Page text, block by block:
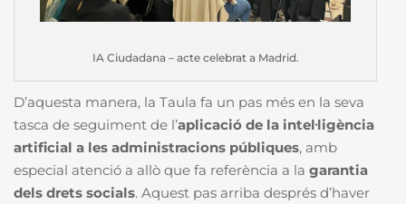
IA Ciudadana – acte celebrat a Madrid.
D’aquesta manera, la Taula fa un pas més en la seva
tasca de seguiment de l’aplicació de la intel·ligència
artificial a les administracions públiques, amb
especial atenció a allò que fa referència a la garantia
dels drets socials. Aquest pas arriba després d’haver